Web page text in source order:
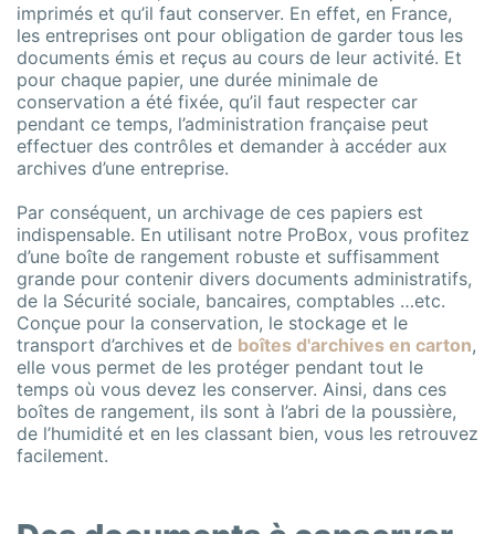
imprimés et qu’il faut conserver. En effet, en France,
les entreprises ont pour obligation de garder tous les
documents émis et reçus au cours de leur activité. Et
pour chaque papier, une durée minimale de
conservation a été fixée, qu’il faut respecter car
pendant ce temps, l’administration française peut
effectuer des contrôles et demander à accéder aux
archives d’une entreprise.
Par conséquent, un archivage de ces papiers est
indispensable. En utilisant notre ProBox, vous profitez
d’une boîte de rangement robuste et suffisamment
grande pour contenir divers documents administratifs,
de la Sécurité sociale, bancaires, comptables …etc.
Conçue pour la conservation, le stockage et le
transport d’archives et de boîtes d'archives en carton,
elle vous permet de les protéger pendant tout le
temps où vous devez les conserver. Ainsi, dans ces
boîtes de rangement, ils sont à l’abri de la poussière,
de l’humidité et en les classant bien, vous les retrouvez
facilement.